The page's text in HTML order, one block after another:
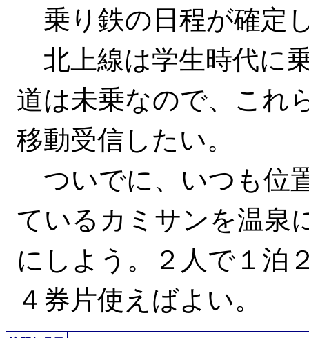
乗り鉄の日程が確定
北上線は学生時代に
道は未乗なので、これ
移動受信したい。
ついでに、いつも位
ているカミサンを温泉
にしよう。２人で１泊
４券片使えばよい。